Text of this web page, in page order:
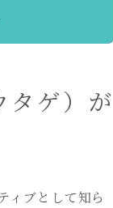
タゲ）が
ィブとして知ら